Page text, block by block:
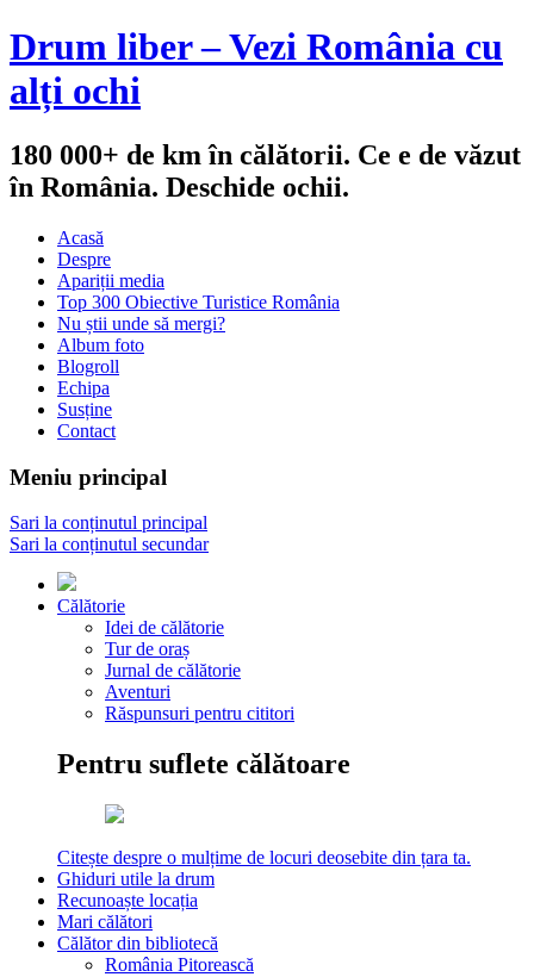
Drum liber – Vezi România cu
alți ochi
180 000+ de km în călătorii. Ce e de văzut
în România. Deschide ochii.
Acasă
Despre
Apariții media
Top 300 Obiective Turistice România
Nu știi unde să mergi?
Album foto
Blogroll
Echipa
Susține
Contact
Meniu principal
Sari la conținutul principal
Sari la conținutul secundar
Călătorie
Idei de călătorie
Tur de oraș
Jurnal de călătorie
Aventuri
Răspunsuri pentru cititori
Pentru suflete călătoare
Citește despre o mulțime de locuri deosebite din țara ta.
Ghiduri utile la drum
Recunoaște locația
Mari călători
Călător din bibliotecă
România Pitorească